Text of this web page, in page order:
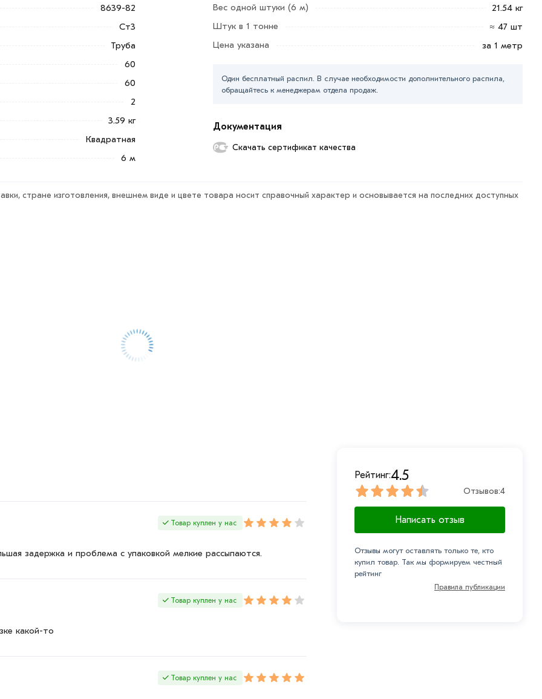
или нажмите на
по контактам указанным на сайте.
мм из категории
Труба квадратная
и области. Наши профессиональные
условий доставки или
всем стандартам качества.
обязательно).
8639-82
Ст3
Труба
60
60
2
3.59 кг
Квадратная
6 м
Вес одной штуки (6 м)
21.54 кг
Штук в 1 тонне
≈ 47 шт
Цена указана
за 1 метр
Один бесплатный распил. В случае необходимости дополнительного распила,
обращайтесь к менеджерам отдела продаж.
Документация
Скачать сертификат качества
стране изготовления, внешнем виде и цвете товара носит справочный характер и основывается на последних доступных
Товар куплен у нас
задержка и проблема с упаковкой мелкие рассыпаются.
Товар куплен у нас
какой-то
Товар куплен у нас
Рейтинг:4.5
Отзывов:4
Написать отзыв
Отзывы могут оставлять только те, кто
купил товар. Так мы формируем честный
рейтинг
Правила публикации